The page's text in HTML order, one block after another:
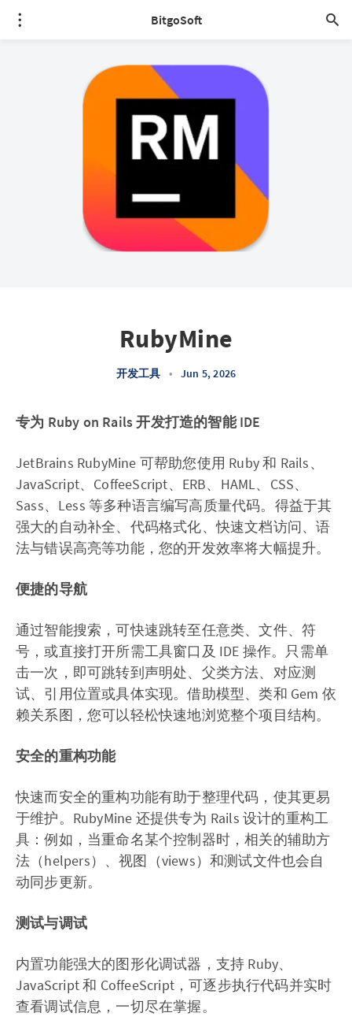
BitgoSoft
RubyMine
开发工具 • Jun 5, 2026
专为 Ruby on Rails 开发打造的智能 IDE
JetBrains RubyMine 可帮助您使用 Ruby 和 Rails、
JavaScript、CoffeeScript、ERB、HAML、CSS、
Sass、Less 等多种语言编写高质量代码。得益于其
强大的自动补全、代码格式化、快速文档访问、语
法与错误高亮等功能，您的开发效率将大幅提升。
便捷的导航
通过智能搜索，可快速跳转至任意类、文件、符
号，或直接打开所需工具窗口及 IDE 操作。只需单
击一次，即可跳转到声明处、父类方法、对应测
试、引用位置或具体实现。借助模型、类和 Gem 依
赖关系图，您可以轻松快速地浏览整个项目结构。
安全的重构功能
快速而安全的重构功能有助于整理代码，使其更易
于维护。RubyMine 还提供专为 Rails 设计的重构工
具：例如，当重命名某个控制器时，相关的辅助方
法（helpers）、视图（views）和测试文件也会自
动同步更新。
测试与调试
内置功能强大的图形化调试器，支持 Ruby、
JavaScript 和 CoffeeScript，可逐步执行代码并实时
查看调试信息，一切尽在掌握。